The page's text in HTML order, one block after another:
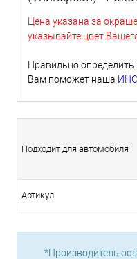
Цена указана за
указывайте цвет
Правильно определить
Вам поможет наша
Подходит для автомобиля
Артикул
*Производитель